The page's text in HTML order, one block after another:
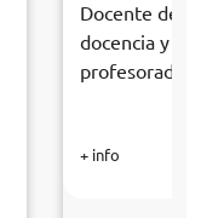
Docente de
docencia y
profesorado
+ info